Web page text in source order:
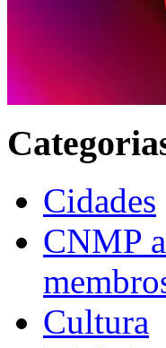
Cidades
CNMP
Cultura